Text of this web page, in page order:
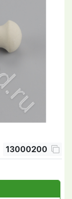
13000200